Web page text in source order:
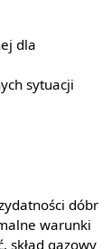
dla
sytuacji
dóbr
warunki
skład gazowy